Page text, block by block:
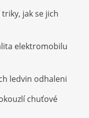
jak se jich
elektromobilu
ledvin odhaleni
chuťové